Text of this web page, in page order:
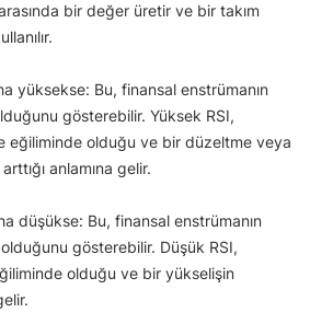
bir değer üretir ve bir takım
yüksekse: Bu, finansal enstrümanın
gösterebilir. Yüksek RSI,
eğiliminde olduğu ve bir düzeltme veya
anlamına gelir.
düşükse: Bu, finansal enstrümanın
olduğunu gösterebilir. Düşük RSI,
olduğu ve bir yükselişin